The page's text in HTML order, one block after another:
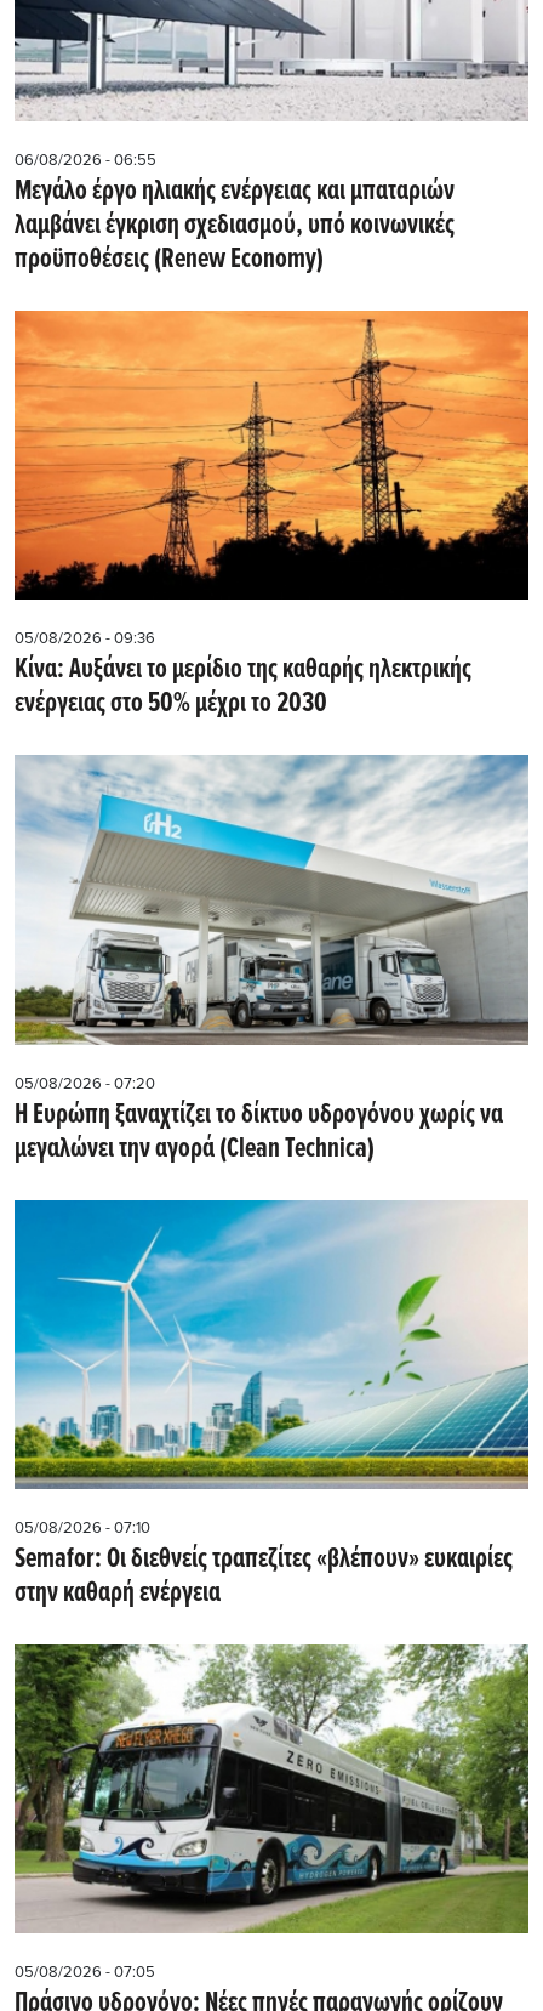
06/08/2026 - 06:55
Μεγάλο έργο ηλιακής ενέργειας και μπαταριών
λαμβάνει έγκριση σχεδιασμού, υπό κοινωνικές
προϋποθέσεις (Renew Economy)
05/08/2026 - 09:36
Κίνα: Αυξάνει το μερίδιο της καθαρής ηλεκτρικής
ενέργειας στο 50% μέχρι το 2030
05/08/2026 - 07:20
Η Ευρώπη ξαναχτίζει το δίκτυο υδρογόνου χωρίς να
μεγαλώνει την αγορά (Clean Technica)
05/08/2026 - 07:10
Semafor: Οι διεθνείς τραπεζίτες «βλέπουν» ευκαιρίες
στην καθαρή ενέργεια
05/08/2026 - 07:05